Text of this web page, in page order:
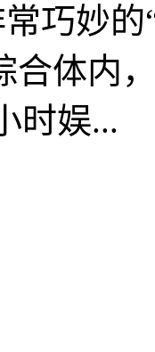
巧妙
合体内
时娱...